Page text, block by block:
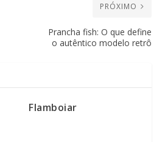
PRÓXIMO
Prancha fish: O que define
o autêntico modelo retrô
Flamboiar